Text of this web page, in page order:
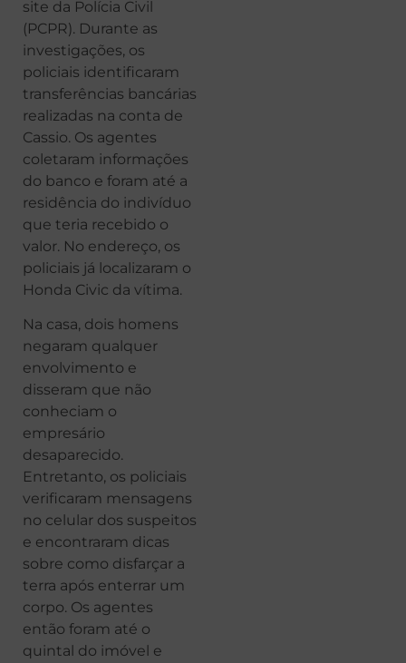
site da Polícia Civil
(PCPR). Durante as
investigações, os
policiais identificaram
transferências bancárias
realizadas na conta de
Cassio. Os agentes
coletaram informações
do banco e foram até a
residência do indivíduo
que teria recebido o
valor. No endereço, os
policiais já localizaram o
Honda Civic da vítima.
Na casa, dois homens
negaram qualquer
envolvimento e
disseram que não
conheciam o
empresário
desaparecido.
Entretanto, os policiais
verificaram mensagens
no celular dos suspeitos
e encontraram dicas
sobre como disfarçar a
terra após enterrar um
corpo. Os agentes
então foram até o
quintal do imóvel e